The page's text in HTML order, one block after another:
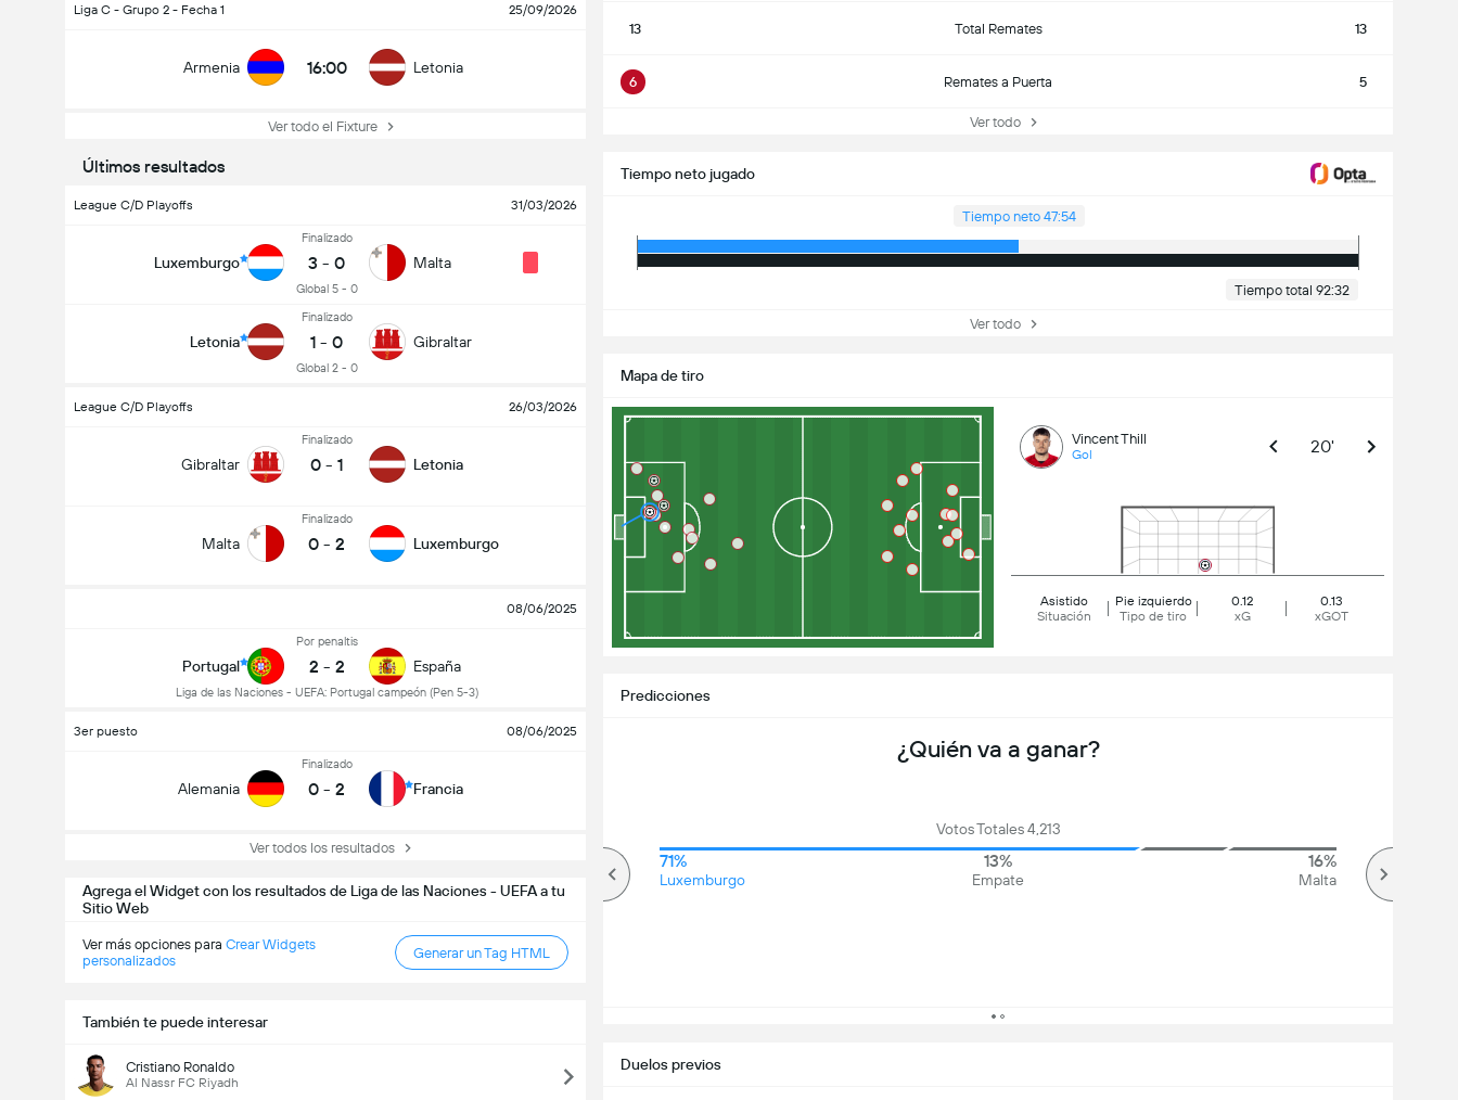
Liga C - Grupo 2 - Fecha 1 25/09/2026
Armenia 16:00 Letonia
Ver todo el Fixture
Últimos resultados
League C/D Playoffs 31/03/2026
Luxemburgo
Finalizado
3 - 0
Global 5 - 0
Malta
Letonia
Finalizado
1 - 0
Global 2 - 0
Gibraltar
League C/D Playoffs 26/03/2026
Gibraltar
Finalizado
0 - 1 Letonia
Malta
Finalizado
0 - 2 Luxemburgo
08/06/2025
Portugal
Por penaltis
2 - 2
Liga de las Naciones - UEFA: Portugal campeón (Pen 5-3)
España
3er puesto 08/06/2025
Alemania
Finalizado
0 - 2 Francia
Ver todos los resultados
Agrega el Widget con los resultados de Liga de las Naciones - UEFA a tu
Sitio Web
Ver más opciones para Crear Widgets
personalizados
Generar un Tag HTML
También te puede interesar
Cristiano Ronaldo
Al Nassr FC Riyadh
13 Total Remates 13
6 Remates a Puerta 5
Ver todo
Tiempo neto jugado
Tiempo neto 47:54
Tiempo total 92:32
Ver todo
Mapa de tiro
Vincent Thill
Gol 20'
Asistido
Situación
Pie izquierdo
Tipo de tiro
0.12
xG
0.13
xGOT
Predicciones
¿Quién va a ganar?
Votos Totales 4,213
71%
Luxemburgo
13%
Empate
16%
Malta
Duelos previos